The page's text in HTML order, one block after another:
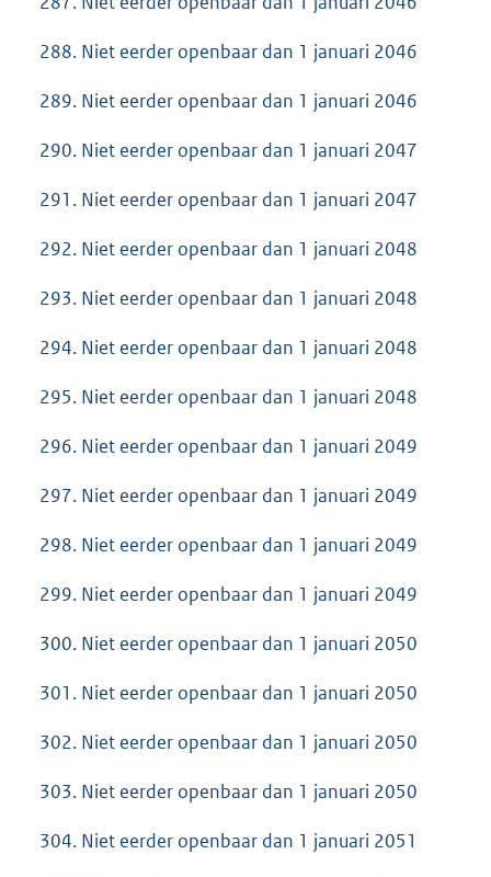
288. Niet eerder openbaar dan 1 januari 2046
289. Niet eerder openbaar dan 1 januari 2046
290. Niet eerder openbaar dan 1 januari 2047
291. Niet eerder openbaar dan 1 januari 2047
292. Niet eerder openbaar dan 1 januari 2048
293. Niet eerder openbaar dan 1 januari 2048
294. Niet eerder openbaar dan 1 januari 2048
295. Niet eerder openbaar dan 1 januari 2048
296. Niet eerder openbaar dan 1 januari 2049
297. Niet eerder openbaar dan 1 januari 2049
298. Niet eerder openbaar dan 1 januari 2049
299. Niet eerder openbaar dan 1 januari 2049
300. Niet eerder openbaar dan 1 januari 2050
301. Niet eerder openbaar dan 1 januari 2050
302. Niet eerder openbaar dan 1 januari 2050
303. Niet eerder openbaar dan 1 januari 2050
304. Niet eerder openbaar dan 1 januari 2051